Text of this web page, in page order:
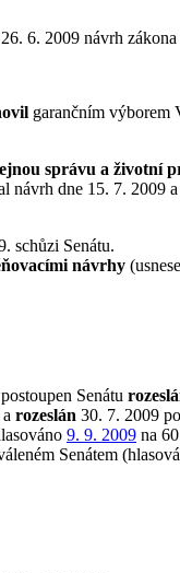
6. 2009 návrh
garančním výborem
správu a životní
návrh dne 15. 7. 2009
schůzi Senátu.
návrhy
Senátu
rozeslán 30. 7. 2009
9. 9. 2009 na
Senátem